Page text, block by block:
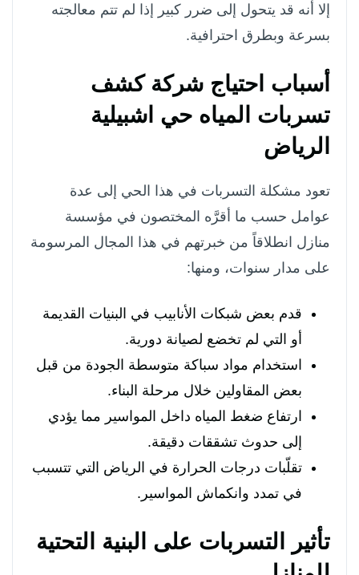
إلا أنه قد يتحول إلى ضرر كبير إذا لم تتم معالجته
بسرعة وبطرق احترافية.
أسباب احتياج شركةكشف
تسربات المياه حي اشبيلية
الرياض
تعود مشكلة التسربات في هذا الحي إلى عدة
عوامل حسب ما أقرَّه المختصون في مؤسسة
منازل انطلاقاً من خبرتهم في هذا المجال المرسومة
على مدار سنوات، ومنها:
قدم بعض شبكات الأنابيب في البنيات القديمة
أو التي لم تخضع لصيانة دورية.
استخدام مواد سباكة متوسطة الجودة من قبل
بعض المقاولين خلال مرحلة البناء.
ارتفاع ضغط المياه داخل المواسير مما يؤدي
إلى حدوث تشققات دقيقة.
تقلّبات درجات الحرارة في الرياض التي تتسبب
في تمدد وانكماش المواسير.
تأثير التسربات على البنية التحتية